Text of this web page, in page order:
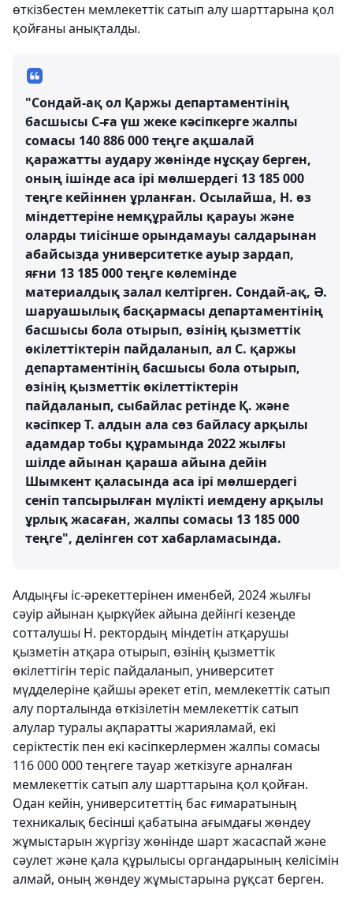
өткізбестен мемлекеттік сатып алу шарттарына қол
қойғаны анықталды.
"Сондай-ақ ол Қаржы департаментінің
басшысы С-ға үш жеке кәсіпкерге жалпы
сомасы 140 886 000 теңге ақшалай
қаражатты аудару жөнінде нұсқау берген,
оның ішінде аса ірі мөлшердегі 13 185 000
теңге кейіннен ұрланған. Осылайша, Н. өз
міндеттеріне немқұрайлы қарауы және
оларды тиісінше орындамауы салдарынан
абайсызда университетке ауыр зардап,
яғни 13 185 000 теңге көлемінде
материалдық залал келтірген. Сондай-ақ, Ә.
шаруашылық басқармасы департаментінің
басшысы бола отырып, өзінің қызметтік
өкілеттіктерін пайдаланып, ал С. қаржы
департаментінің басшысы бола отырып,
өзінің қызметтік өкілеттіктерін
пайдаланып, сыбайлас ретінде Қ. және
кәсіпкер Т. алдын ала сөз байласу арқылы
адамдар тобы құрамында 2022 жылғы
шілде айынан қараша айына дейін
Шымкент қаласында аса ірі мөлшердегі
сеніп тапсырылған мүлікті иемдену арқылы
ұрлық жасаған, жалпы сомасы 13 185 000
теңге", делінген сот хабарламасында.
Алдыңғы іс-әрекеттерінен именбей, 2024 жылғы
сәуір айынан қыркүйек айына дейінгі кезеңде
сотталушы Н. ректордың міндетін атқарушы
қызметін атқара отырып, өзінің қызметтік
өкілеттігін теріс пайдаланып, университет
мүдделеріне қайшы әрекет етіп, мемлекеттік сатып
алу порталында өткізілетін мемлекеттік сатып
алулар туралы ақпаратты жарияламай, екі
серіктестік пен екі кәсіпкерлермен жалпы сомасы
116 000 000 теңгеге тауар жеткізуге арналған
мемлекеттік сатып алу шарттарына қол қойған.
Одан кейін, университеттің бас ғимаратының
техникалық бесінші қабатына ағымдағы жөндеу
жұмыстарын жүргізу жөнінде шарт жасаспай және
сәулет және қала құрылысы органдарының келісімін
алмай, оның жөндеу жұмыстарына рұқсат берген.